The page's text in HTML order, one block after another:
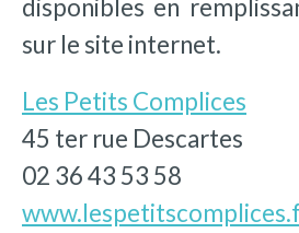
disponibles en
sur le site internet.
Les Petits Complices
45 ter rue Descartes
02 36 43 53 58